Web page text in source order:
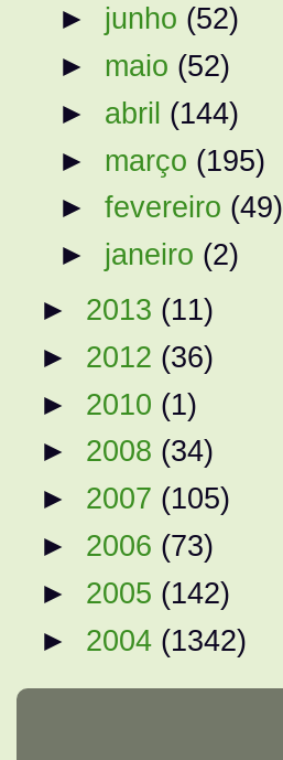
► junho (52)
► maio (52)
► abril (144)
► março (195)
►fevereiro (49)
► janeiro (2)
► 2013 (11)
► 2012 (36)
► 2010 (1)
► 2008 (34)
► 2007 (105)
► 2006 (73)
► 2005 (142)
► 2004 (1342)